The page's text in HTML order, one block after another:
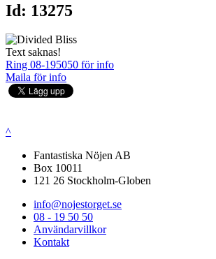
Id: 13275
Text saknas!
Ring 08-195050 för info
Maila för info
^
Fantastiska Nöjen AB
Box 10011
121 26 Stockholm-Globen
info@nojestorget.se
08 - 19 50 50
Användarvillkor
Kontakt